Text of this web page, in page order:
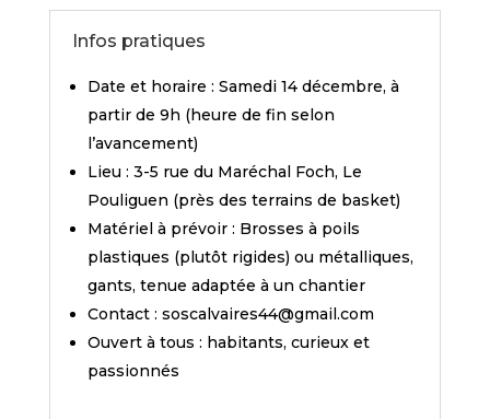
Infos pratiques
Date et horaire : Samedi 14 décembre, à
partir de 9h (heure de fin selon
l’avancement)
Lieu : 3-5 rue du Maréchal Foch, Le
Pouliguen (près des terrains de basket)
Matériel à prévoir : Brosses à poils
plastiques (plutôt rigides) ou métalliques,
gants, tenue adaptée à un chantier
Contact : soscalvaires44@gmail.com
Ouvert à tous : habitants, curieux et
passionnés